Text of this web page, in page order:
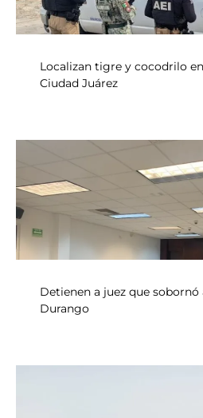
Localizan tigre y cocodrilo
Ciudad Juárez
Detienen a juez que
Durango